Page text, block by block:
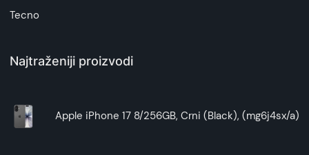
Tecno
Najtraženiji proizvodi
Apple iPhone 17 8/256GB, Crni (Black), (mg6j4sx/a)